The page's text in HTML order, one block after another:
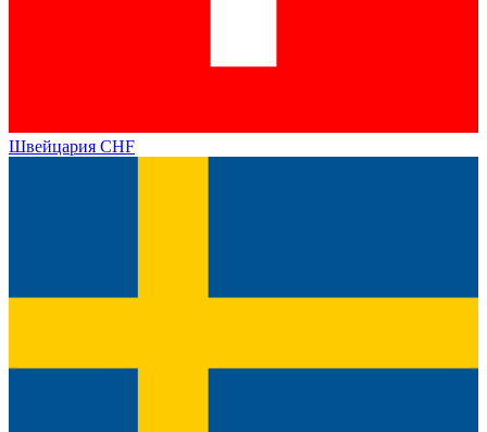
Швейцария CHF